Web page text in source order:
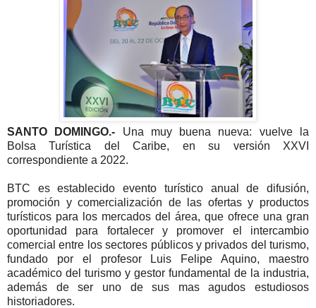
SANTO DOMINGO.- Una muy buena nueva: vuelve la
Bolsa Turística del Caribe, en su versión XXVI
correspondiente a 2022.
BTC es establecido evento turístico anual de difusión,
promoción y comercialización de las ofertas y productos
turísticos para los mercados del área, que ofrece una gran
oportunidad para fortalecer y promover el intercambio
comercial entre los sectores públicos y privados del turismo,
fundado por el profesor Luis Felipe Aquino, maestro
académico del turismo y gestor fundamental de la industria,
además de ser uno de sus mas agudos estudiosos
historiadores.